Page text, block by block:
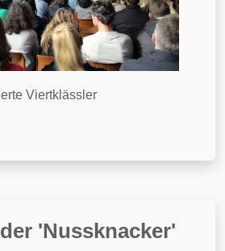
Viertklässler
'Nussknacker'